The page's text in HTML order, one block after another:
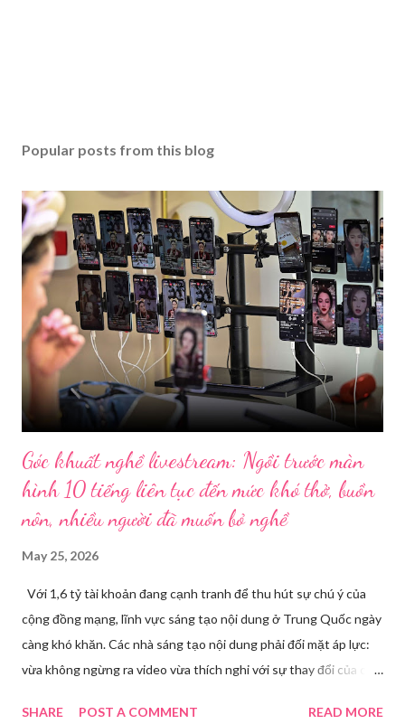
Popular posts from this blog
Góc khuất nghề livestream: Ngồi trước màn
hình 10 tiếng liên tục đến mức khó thở, buồn
nôn, nhiều người đã muốn bỏ nghề
May 25, 2026
Với 1,6 tỷ tài khoản đang cạnh tranh để thu hút sự chú ý của
cộng đồng mạng, lĩnh vực sáng tạo nội dung ở Trung Quốc ngày
càng khó khăn. Các nhà sáng tạo nội dung phải đối mặt áp lực:
vừa không ngừng ra video vừa thích nghi với sự thay đổi của các
Huawei tại Hội nghị Di động Thế giới tại Thượng Hải năm 2021.
SHARE POST A COMMENT READ MORE